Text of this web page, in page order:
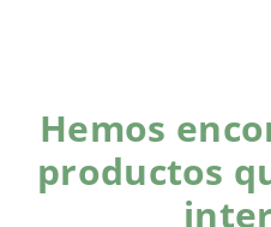
Hemos
productos